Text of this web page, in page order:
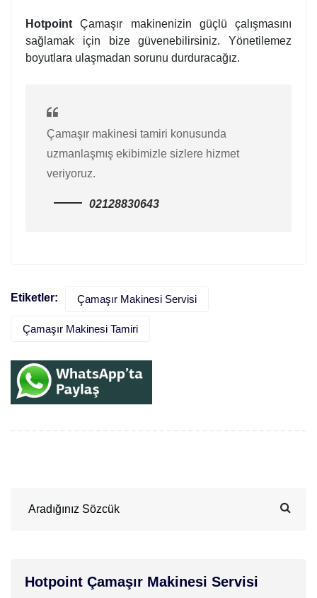
HotpointÇamaşır makinenizin güçlü çalışmasını
sağlamak için bize güvenebilirsiniz. Yönetilemez
boyutlara ulaşmadan sorunu durduracağız.
Çamaşır makinesi tamiri konusunda
uzmanlaşmış ekibimizle sizlere hizmet
veriyoruz.
02128830643
Etiketler: Çamaşır Makinesi Servisi
Çamaşır Makinesi Tamiri
Hotpoint Çamaşır Makinesi Servisi